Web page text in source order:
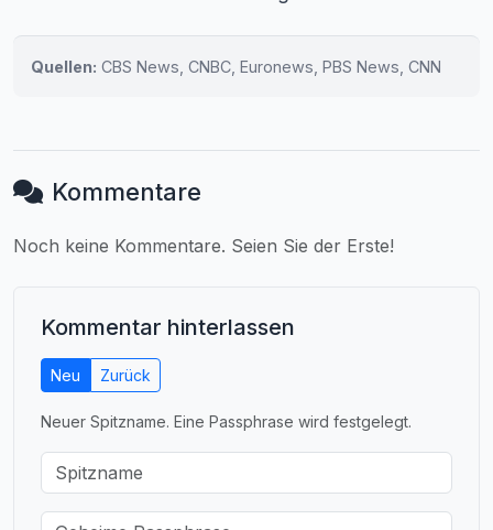
Quellen: CBS News, CNBC, Euronews, PBS News, CNN
Kommentare
Noch keine Kommentare. Seien Sie der Erste!
Kommentar hinterlassen
Neu Zurück
Neuer Spitzname. Eine Passphrase wird festgelegt.